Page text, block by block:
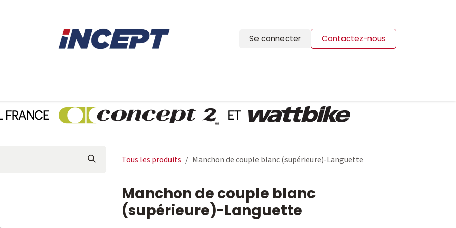
Se connecter Contactez-nous
Tous les produits Manchon de couple blanc (supérieure)-Languette
Manchon de couple blanc
(supérieure)-Languette